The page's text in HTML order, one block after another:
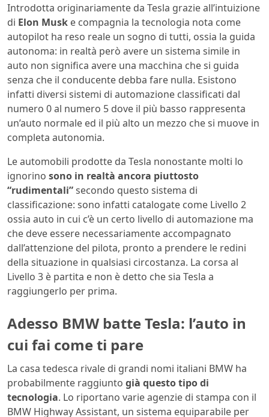
Introdotta originariamente da Tesla grazie all’intuizione
di Elon Musk e compagnia la tecnologia nota come
autopilot ha reso reale un sogno di tutti, ossia la guida
autonoma: in realtà però avere un sistema simile in
auto non significa avere una macchina che si guida
senza che il conducente debba fare nulla. Esistono
infatti diversi sistemi di automazione classificati dal
numero 0 al numero 5 dove il più basso rappresenta
un’auto normale ed il più alto un mezzo che si muove in
completa autonomia.
Le automobili prodotte da Tesla nonostante molti lo
ignorino sono in realtà ancora piuttosto
“rudimentali”secondo questo sistema di
classificazione: sono infatti catalogate come Livello 2
ossia auto in cui c’è un certo livello di automazione ma
che deve essere necessariamente accompagnato
dall’attenzione del pilota, pronto a prendere le redini
della situazione in qualsiasi circostanza. La corsa al
Livello 3 è partita e non è detto che sia Tesla a
raggiungerlo per prima.
Adesso BMW batte Tesla: l’auto in
cui fai come ti pare
La casa tedesca rivale di grandi nomi italiani BMW ha
probabilmente raggiunto già questo tipo di
tecnologia. Lo riportano varie agenzie di stampa con il
BMW Highway Assistant, un sistema equiparabile per